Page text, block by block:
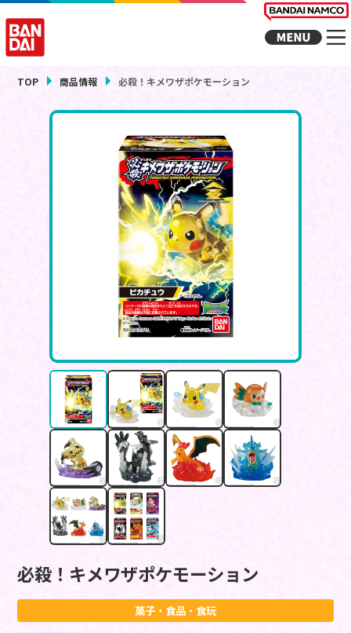
TOP 商品情報 必殺！キメワザポケモーション
必殺！キメワザポケモーション
菓子・食品・食玩